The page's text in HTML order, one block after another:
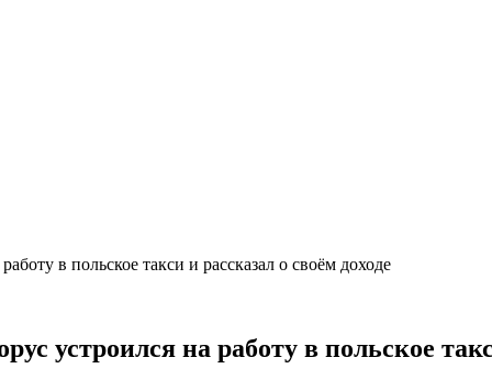
в польское такси и рассказал о своём доходе
устроился на работу в польское